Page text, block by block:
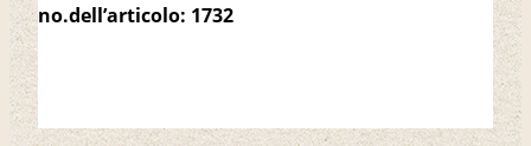
no.dell’articolo: 1732